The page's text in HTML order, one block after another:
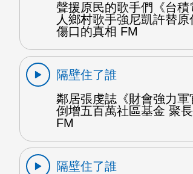
聲援原民的歌手們《台
人鄉村歌手強尼凱許替
傷口的真相 FM
隔壁住了誰
鄰居張虔誌《財會強力
倒增五百萬社區基金 聚
FM
隔壁住了誰